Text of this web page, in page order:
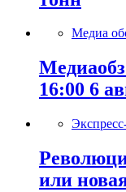
Медиа
16:00 6
или